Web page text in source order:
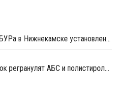
На новом производстве СИБУРа в Нижнекамске установлена основная технологическая колонна
"Симплекс" выводит на рынок регранулят АБС и полистирола премиум качества